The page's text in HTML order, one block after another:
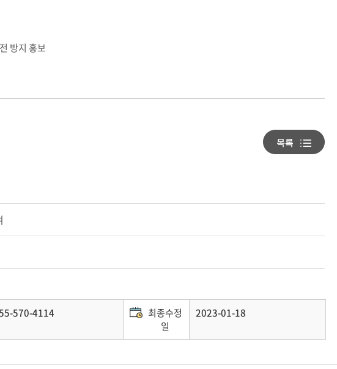
방지 홍보
570-4114
최종수정
일
2023-01-18